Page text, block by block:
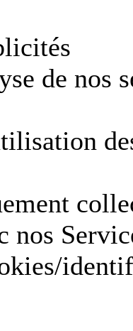
de nos
nos